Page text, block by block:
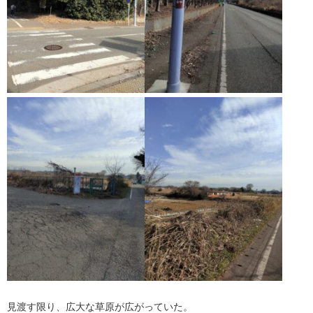
見渡す限り、広大な草原が広がっていた。